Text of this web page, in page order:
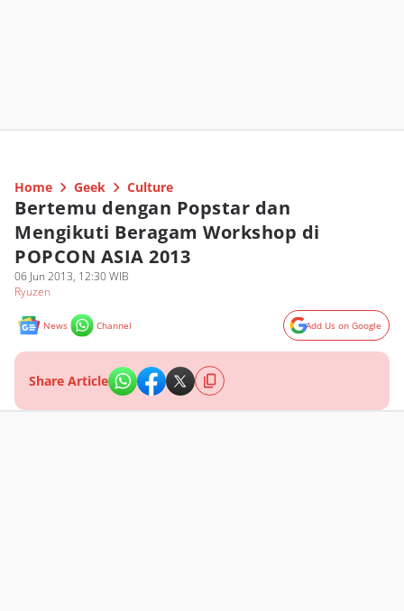
Home Geek Culture
Bertemu dengan Popstar dan
Mengikuti Beragam Workshop di
POPCON ASIA 2013
06 Jun 2013, 12:30 WIB
Ryuzen
News Channel Add Us on Google
Share Article